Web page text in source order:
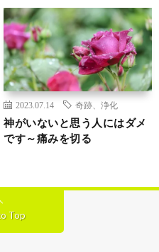
2023.07.14 奇跡、浄化
神がいないと思う人にはダメ
です～痛みを切る
Top